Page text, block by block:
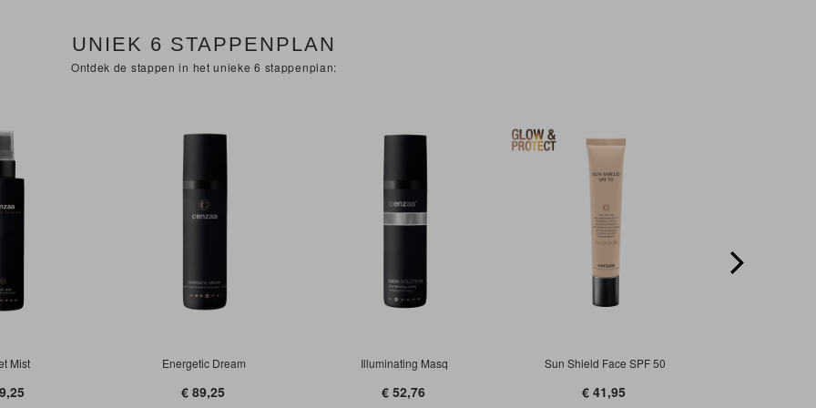
UNIEK 6 STAPPENPLAN
Ontdek de stappen in het unieke 6 stappenplan:
Dream Illuminating Masq
€ 52,76
Sun Shield Face SPF 50
€ 41,95
Velvet Creamy Milk
€ 42,50
ext